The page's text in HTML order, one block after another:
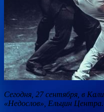
Сегодня, 27 сентября, в
«Недослов», Ельцин Центра.